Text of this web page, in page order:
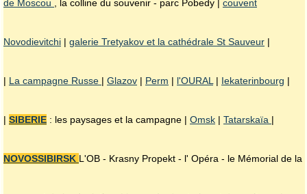
de Moscou , la colline du souvenir - parc Pobedy | couvent
Novodievitchi | galerie Tretyakov et la cathédrale St Sauveur |
| La campagne Russe | Glazov | Perm | l'OURAL | Iekaterinbourg |
| SIBERIE : les paysages et la campagne | Omsk | Tatarskaïa |
NOVOSSIBIRSK L'OB - Krasny Propekt - l' Opéra - le Mémorial de la